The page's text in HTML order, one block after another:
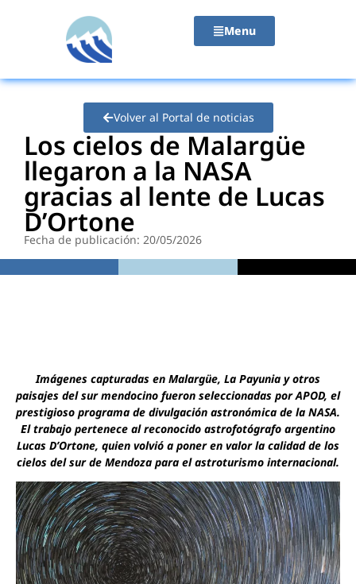
Menu
Volver al Portal de noticias
Los cielos de Malargüe
llegaron a la NASA
gracias al lente de Lucas
D’Ortone
Fecha de publicación: 20/05/2026
Imágenes capturadas en Malargüe, La Payunia y otros
paisajes del sur mendocino fueron seleccionadas por APOD, el
prestigioso programa de divulgación astronómica de la NASA.
El trabajo pertenece al reconocido astrofotógrafo argentino
Lucas D’Ortone, quien volvió a poner en valor la calidad de los
cielos del sur de Mendoza para el astroturismo internacional.